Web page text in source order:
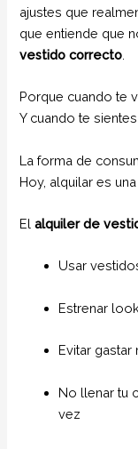
ajustes que
que entiende que
vestido correcto
Porque cuando te
Y cuando te
La forma de
Hoy, alquilar es
Elalquiler de
Usar
Estrenar
Evitar
No llenar tu
vez